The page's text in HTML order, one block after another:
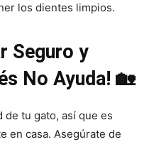
los dientes limpios.
Seguro y
No Ayuda! 🏡
de tu gato, así que es
en casa. Asegúrate de